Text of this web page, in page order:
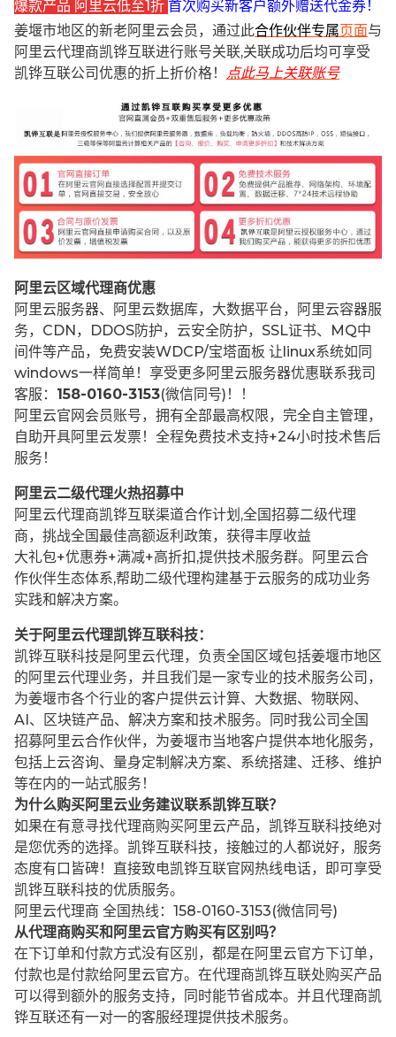
爆款产品 阿里云低至1折 首次购买新客户额外赠送代金券！
姜堰市地区的新老阿里云会员，通过此合作伙伴专属页面与
阿里云代理商凯铧互联进行账号关联,关联成功后均可享受
凯铧互联公司优惠的折上折价格！
点此马上关联账号
阿里云区域代理商优惠
阿里云服务器、阿里云数据库，大数据平台，阿里云容器服
务，CDN，DDOS防护，云安全防护，SSL证书、MQ中
间件等产品，免费安装WDCP/宝塔面板 让 linux系统如同
windows一样简单！享受更多阿里云服务器优惠联系我司
客服： 158-0160-3153(微信同号)！！
阿里云官网会员账号，拥有全部最高权限，完全自主管理，
自助开具阿里云发票！全程免费技术支持+24小时技术售后
服务！
阿里云二级代理火热招募中
阿里云代理商凯铧互联渠道合作计划,全国招募二级代理
商，挑战全国最佳高额返利政策，获得丰厚收益
大礼包+优惠券+满减+高折扣,提供技术服务群。阿里云合
作伙伴生态体系,帮助二级代理构建基于云服务的成功业务
实践和解决方案。
关于阿里云代理凯铧互联科技：
凯铧互联科技是阿里云代理，负责全国区域包括姜堰市地区
的阿里云代理业务，并且我们是一家专业的技术服务公司，
为姜堰市各个行业的客户提供云计算、大数据、物联网、
AI、区块链产品、解决方案和技术服务。同时我公司全国
招募阿里云合作伙伴，为姜堰市当地客户提供本地化服务，
包括上云咨询、量身定制解决方案、系统搭建、迁移、维护
等在内的一站式服务！
为什么购买阿里云业务建议联系凯铧互联？
如果在有意寻找代理商购买阿里云产品，凯铧互联科技绝对
是您优秀的选择。凯铧互联科技，接触过的人都说好，服务
态度有口皆碑！直接致电凯铧互联官网热线电话，即可享受
凯铧互联科技的优质服务。
阿里云代理商 全国热线：158-0160-3153(微信同号)
从代理商购买和阿里云官方购买有区别吗？
在下订单和付款方式没有区别，都是在阿里云官方下订单，
付款也是付款给阿里云官方。在代理商凯铧互联处购买产品
可以得到额外的服务支持，同时能节省成本。并且代理商凯
铧互联还有一对一的客服经理提供技术服务。